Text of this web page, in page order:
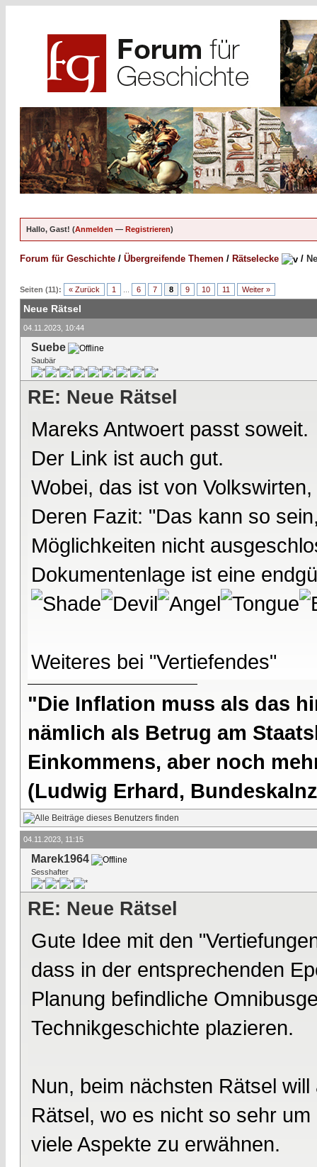
Hallo, Gast! (Anmelden — Registrieren)
Forum für Geschichte / Übergreifende Themen / Rätselecke /
Seiten (11): « Zurück 1 6 7 8 9 10 11 Weiter »
Neue Rätsel
04.11.2023, 10:44
Suebe
Saubär
RE: Neue Rätsel
Mareks Antwoert passt soweit.
Der Link ist auch gut.
Wobei, das ist von
Deren Fazit: "Das kann so
Möglichkeiten nicht
Dokumentenlage ist eine
Weiteres bei "Vertiefendes"
"Die Inflation muss als das
nämlich als Betrug am
Einkommens, aber noch
(Ludwig Erhard,
04.11.2023, 11:15
Marek1964
Sesshafter
RE: Neue Rätsel
Gute Idee mit den
dass in der entsprechenden
Planung befindliche
Technikgeschichte plazieren.
Nun, beim nächsten Rätsel
Rätsel, wo es nicht so sehr
viele Aspekte zu erwähnen.